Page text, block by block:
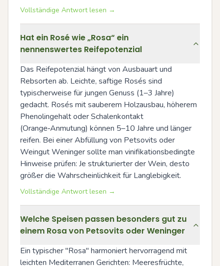
Vollständige Antwort lesen →
Hat ein Rosé wie „Rosa“ ein
nennenswertes Reifepotenzial
Das Reifepotenzial hängt von Ausbauart und
Rebsorten ab. Leichte, saftige Rosés sind
typischerweise für jungen Genuss (1–3 Jahre)
gedacht. Rosés mit sauberem Holzausbau, höherem
Phenolingehalt oder Schalenkontakt
(Orange‑Anmutung) können 5–10 Jahre und länger
reifen. Bei einer Abfüllung von Petsovits oder
Weingut Weninger sollte man vinifikationsbedingte
Hinweise prüfen: Je strukturierter der Wein, desto
größer die Wahrscheinlichkeit für Langlebigkeit.
Vollständige Antwort lesen →
Welche Speisen passen besonders gut zu
einem Rosa von Petsovits oder Weninger
Ein typischer "Rosa" harmoniert hervorragend mit
leichten Mediterranen Gerichten: Meeresfrüchte,